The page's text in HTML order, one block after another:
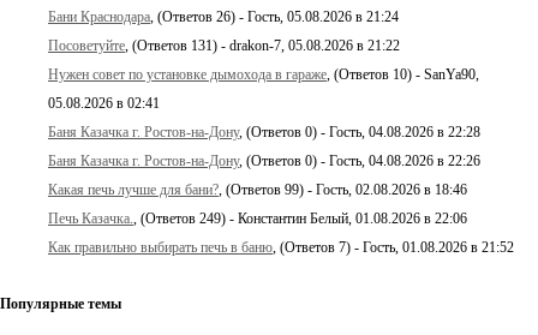
Бани Краснодара , (Ответов 26) - Гость, 05.08.2026 в 21:24
Посоветуйте , (Ответов 131) - drakon-7, 05.08.2026 в 21:22
Нужен совет по установке дымохода в гараже , (Ответов 10) - SanYa90,
05.08.2026 в 02:41
Баня Казачка г. Ростов-на-Дону, (Ответов 0) - Гость, 04.08.2026 в 22:28
Баня Казачка г. Ростов-на-Дону, (Ответов 0) - Гость, 04.08.2026 в 22:26
Какая печь лучше для бани? , (Ответов 99) - Гость, 02.08.2026 в 18:46
Печь Казачка.
, (Ответов 249) - Константин Белый, 01.08.2026 в 22:06
Как правильно выбирать печь в баню , (Ответов 7) - Гость, 01.08.2026 в 21:52
Популярные темы